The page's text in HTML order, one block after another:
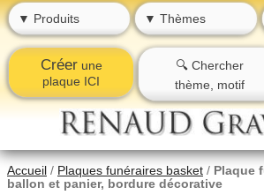
▼ Produits ▼ Thèmes
Créerune
plaque ICI
🔍 Chercher
thème, motif
Accueil / Plaques funéraires basket / Plaque
ballon et panier, bordure décorative